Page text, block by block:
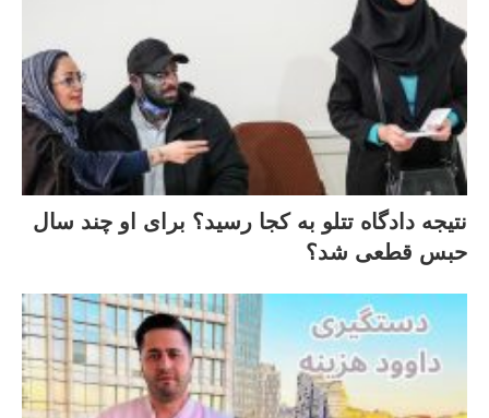
نتیجه دادگاه تتلو به کجا رسید؟ برای او چند سال
حبس قطعی شد؟